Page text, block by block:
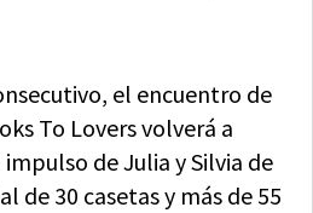
el encuentro de
To Lovers volverá a
de Julia y Silvia de
de 30 casetas y más de 55